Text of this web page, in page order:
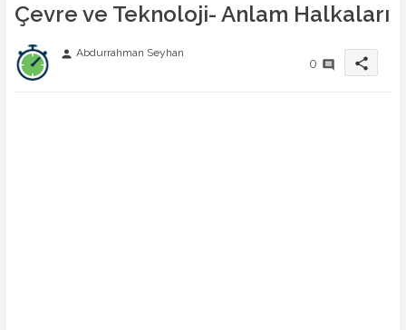
Çevre ve Teknoloji- Anlam Halkaları
person Abdurrahman Seyhan
0 share